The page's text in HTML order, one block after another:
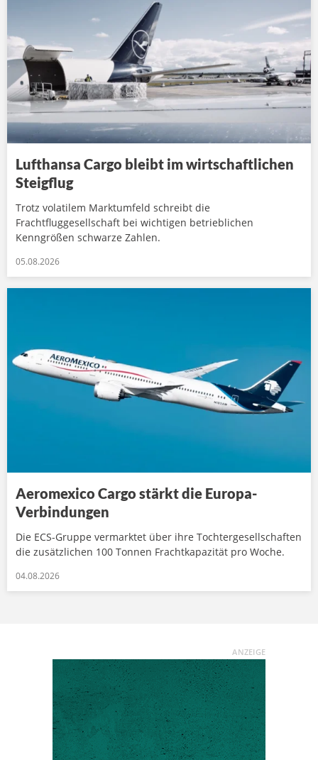
Lufthansa Cargo bleibt im wirtschaftlichen
Steigflug
Trotz volatilem Marktumfeld schreibt die
Frachtfluggesellschaft bei wichtigen betrieblichen
Kenngrößen schwarze Zahlen.
05.08.2026
Aeromexico Cargo stärkt die Europa-
Verbindungen
Die ECS-Gruppe vermarktet über ihre Tochtergesellschaften
die zusätzlichen 100 Tonnen Frachtkapazität pro Woche.
04.08.2026
ANZEIGE